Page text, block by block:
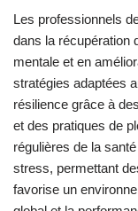
conséquence, ils
performance
Quel rôle
santé
Les professionnels